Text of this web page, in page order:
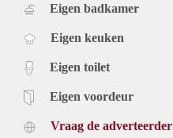
Eigen badkamer
Eigen keuken
Eigen toilet
Eigen voordeur
Vraag de adverteerder